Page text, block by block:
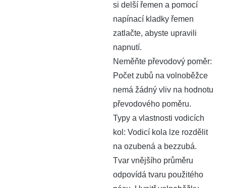
si delší řemen a pomocí
napínací kladky řemen
zatlačte, abyste upravili
napnutí.
‌Neměňte převodový poměr‌:
Počet zubů na volnoběžce
nemá žádný vliv na hodnotu
převodového poměru.
Typy a vlastnosti vodicích
kol: Vodicí kola lze rozdělit
na ozubená a bezzubá.
Tvar vnějšího průměru
odpovídá tvaru použitého